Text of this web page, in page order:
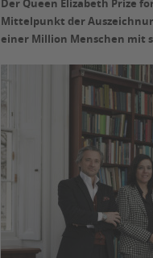
Der Queen Elizabeth Prize
Mittelpunkt der
einer Million Menschen mit